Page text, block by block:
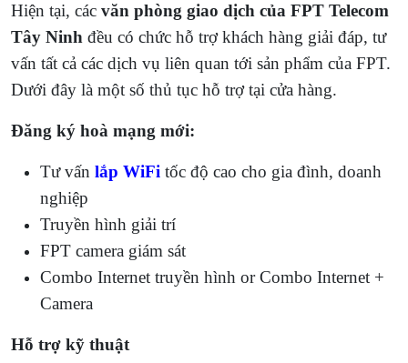
Hiện tại, các văn phòng giao dịch của FPT Telecom
Tây Ninh đều có chức hỗ trợ khách hàng giải đáp, tư
vấn tất cả các dịch vụ liên quan tới sản phẩm của FPT.
Dưới đây là một số thủ tục hỗ trợ tại cửa hàng.
Đăng ký hoà mạng mới:
Tư vấn lắp WiFi tốc độ cao cho gia đình, doanh
nghiệp
Truyền hình giải trí
FPT camera giám sát
Combo Internet truyền hình or Combo Internet +
Camera
Hỗ trợ kỹ thuật